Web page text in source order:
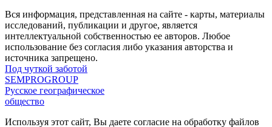
Вся информация, представленная на сайте - карты, материалы
исследований, публикации и другое, является
интеллектуальной собственностью ее авторов. Любое
использование без согласия либо указания авторства и
источника запрещено.
Под чуткой заботой
SEMPROGROUP
Русское географическое
общество
Используя этот сайт, Вы даете согласие на обработку файлов